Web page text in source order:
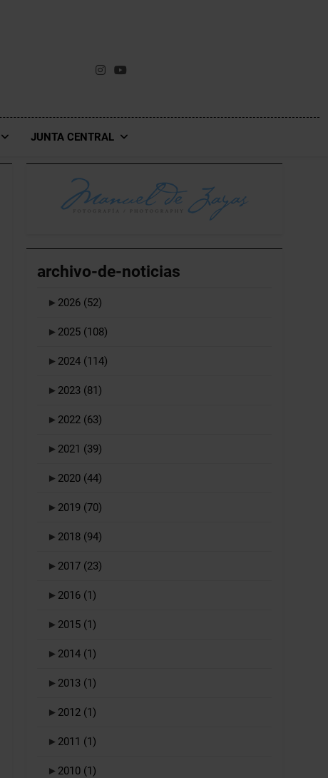
JUNTA CENTRAL
archivo-de-noticias
► 2026 (52)
► 2025 (108)
► 2024 (114)
► 2023 (81)
► 2022 (63)
► 2021 (39)
► 2020 (44)
► 2019 (70)
► 2018 (94)
► 2017 (23)
► 2016 (1)
► 2015 (1)
► 2014 (1)
► 2013 (1)
► 2012 (1)
► 2011 (1)
► 2010 (1)